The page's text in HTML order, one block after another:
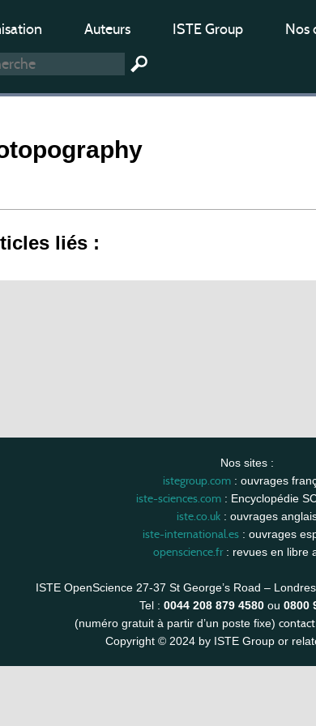
Auteurs ISTE Group Nos
liés :
Nos sites :
istegroup.com: ouvrages
iste-sciences.com: Encyclopédie
iste.co.uk : ouvrages
iste-international.es: ouvrages
openscience.fr: revues en libre
ISTE OpenScience 27-37 St George’s Road –
Tel : 0044 208 879 4580 ou 0800
(numéro gratuit à partir d’un poste fixe) contact
Copyright © 2024 by ISTE Group or